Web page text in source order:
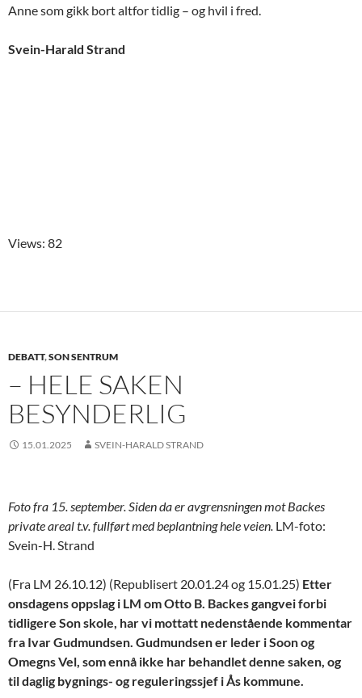
Anne som gikk bort altfor tidlig – og hvil i fred.
Svein-Harald Strand
Views: 82
DEBATT,SON SENTRUM
– HELE SAKEN
BESYNDERLIG
15.01.2025 SVEIN-HARALD STRAND
Foto fra 15. september. Siden da er avgrensningen mot Backes
private areal t.v. fullført med beplantning hele veien. LM-foto:
Svein-H. Strand
(Fra LM 26.10.12) (Republisert 20.01.24 og 15.01.25) Etter
onsdagens oppslag i LM om Otto B. Backes gangvei forbi
tidligere Son skole, har vi mottatt nedenstående kommentar
fra Ivar Gudmundsen. Gudmundsen er leder i Soon og
Omegns Vel, som ennå ikke har behandlet denne saken, og
til daglig bygnings- og reguleringssjef i Ås kommune.